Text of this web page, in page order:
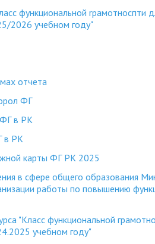
функциональной rрамотноспти
2026 учебном году"
отчета
ФГ
в РК
в РК
карты ФГ РК 2025
в сфере общего образования
работы по повышению
"Класс функциональной
учебном году"